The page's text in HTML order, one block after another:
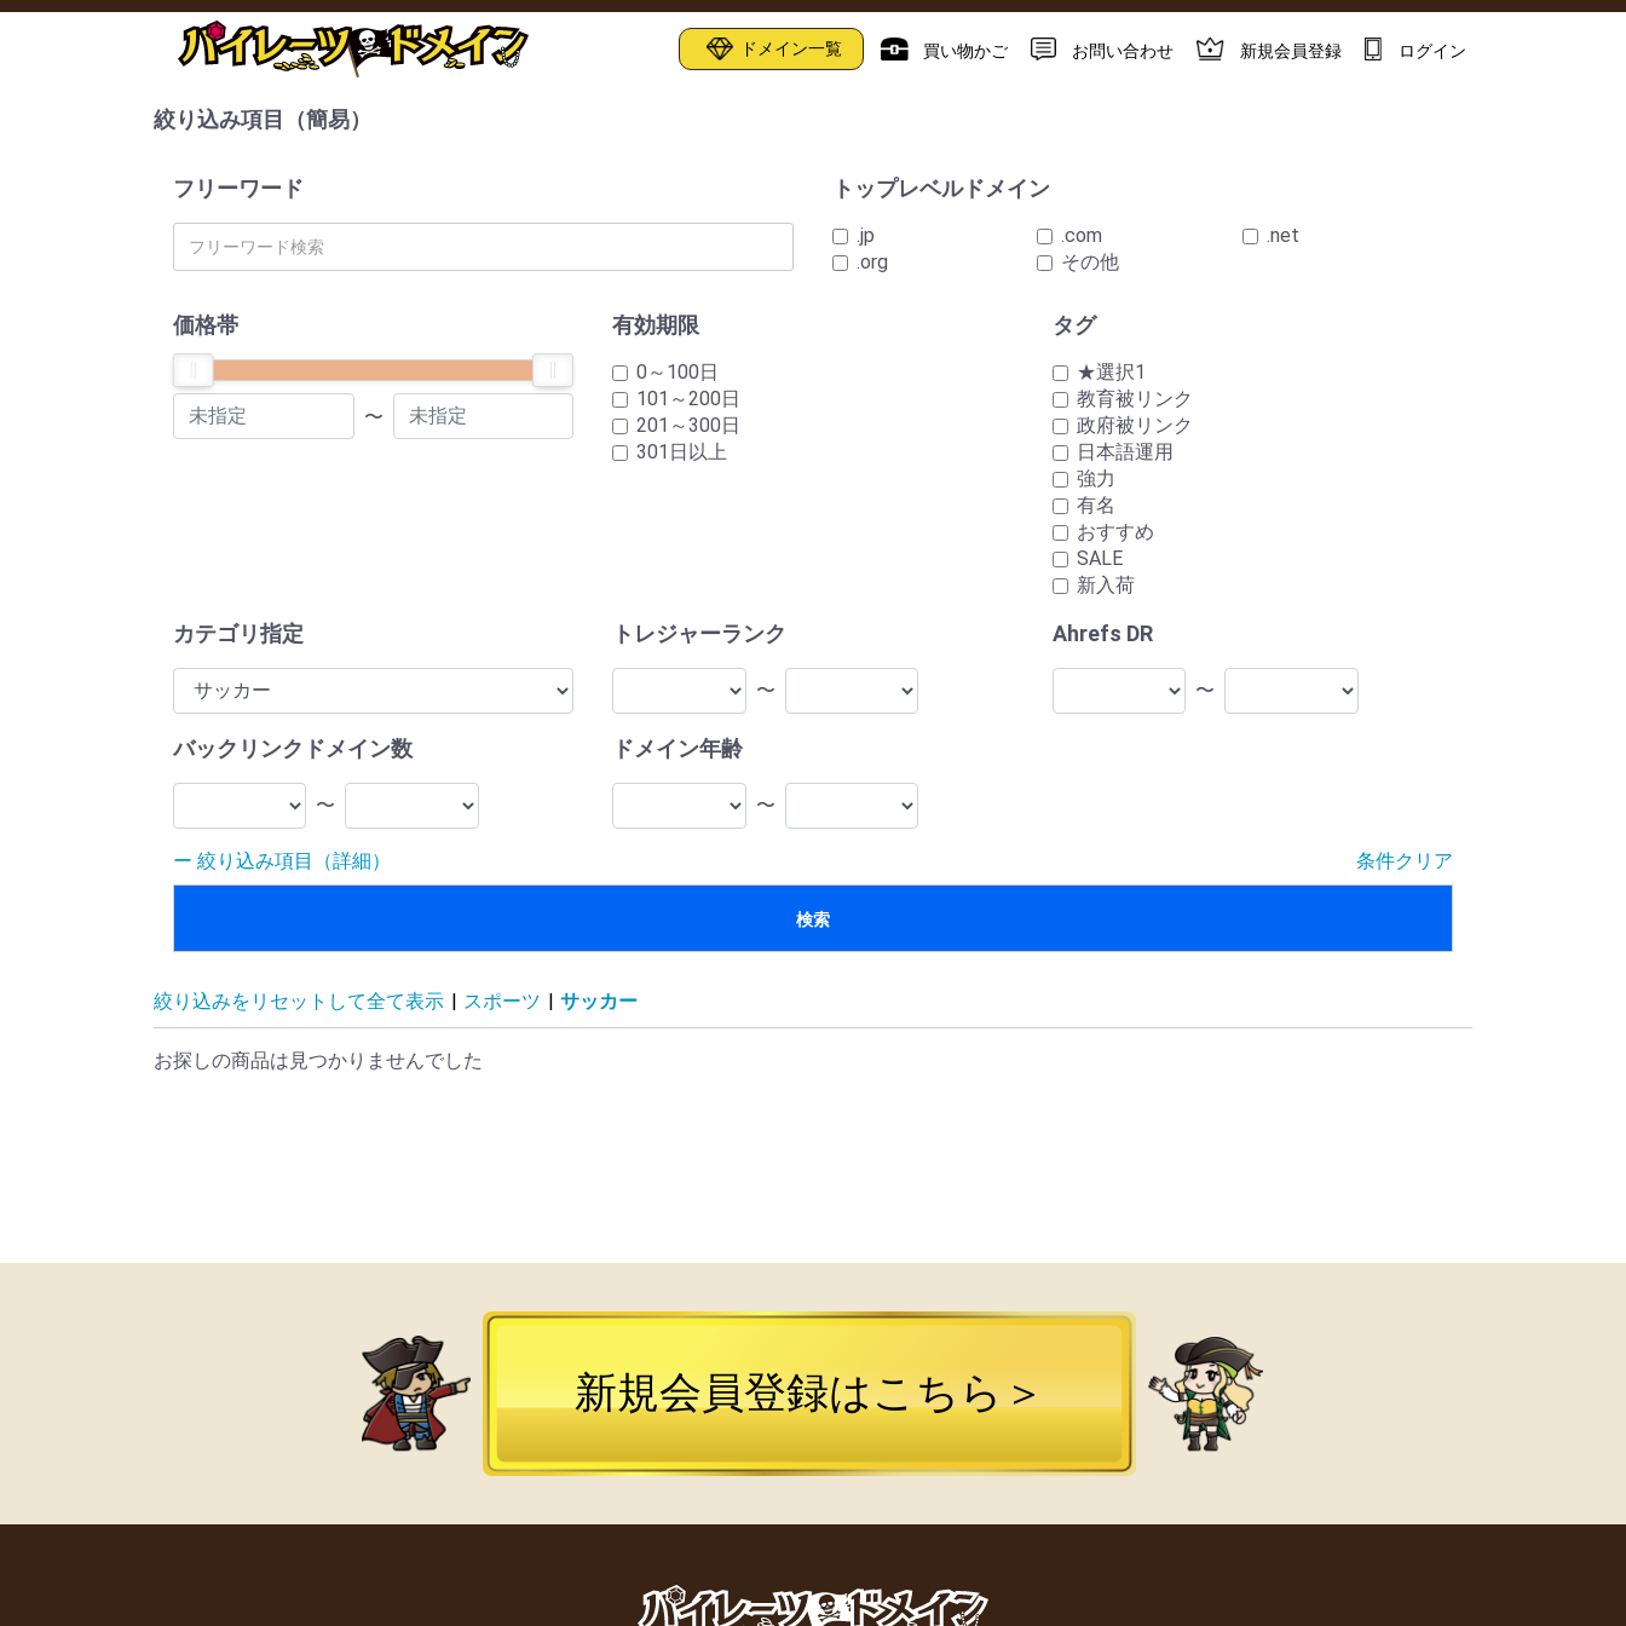
ドメイン一覧 買い物かご お問い合わせ 新規会員登録 ログイン
絞り込み項目（簡易）
フリーワード トップレベルドメイン
.jp .com
.net
.org
その他
価格帯
〜
有効期限
0～100日
101～200日
201～300日
301日以上
タグ
★選択1
教育被リンク
政府被リンク
日本語運用
強力
有名
おすすめ
SALE
新入荷
カテゴリ指定 トレジャーランク
〜
Ahrefs DR
〜
バックリンクドメイン数
〜
ドメイン年齢
〜
絞り込み項目（詳細） 条件クリア
検索
絞り込みをリセットして全て表示 スポーツ サッカー
お探しの商品は見つかりませんでした
新規会員登録はこちら＞